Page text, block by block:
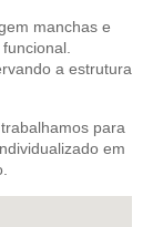
manchas e
a estrutura
para
em